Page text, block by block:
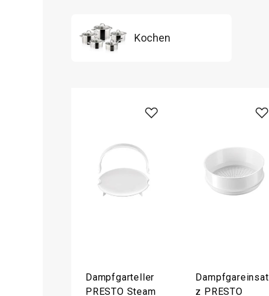
Kochen
Dampfgarteller
PRESTO Steam
Dampfgareinsat
z PRESTO